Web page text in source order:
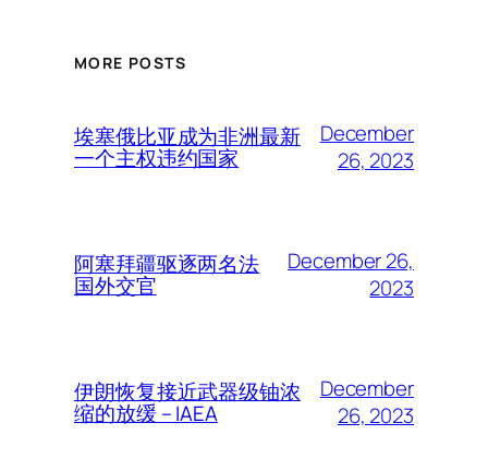
MORE POSTS
埃塞俄比亚成为非洲最新
一个主权违约国家
December
26, 2023
阿塞拜疆驱逐两名法
国外交官
December 26,
2023
伊朗恢复接近武器级铀浓
缩的放缓 – IAEA
December
26, 2023